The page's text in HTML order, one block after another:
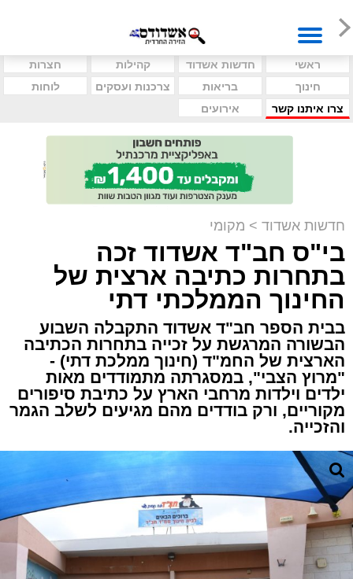
ראשי חדשות אשדוד קהילות
חצרות
חינוך
בריאות צרכנות ועסקים
לוחות
צרו איתנו קשר
אירועים
חדשות אשדוד > מקומי
בי"ס חב"ד אשדוד זכה
בתחרות כתיבה ארצית של
החינוך הממלכתי דתי
בבית הספר חב"ד אשדוד התקבלה השבוע
הבשורה המרגשת על זכייה בתחרות הכתיבה
הארצית של החמ"ד (חינוך ממלכת דתי) -
"מרוץ הצבי", במסגרתה מתמודדים מאות
ילדים וילדות מרחבי הארץ על כתיבת סיפורים
מקוריים, ורק בודדים מהם מגיעים לשלב הגמר
והזכייה.